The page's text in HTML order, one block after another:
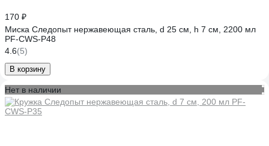
170 ₽
Миска Следопыт нержавеющая сталь, d 25 см, h 7 см, 2200 мл
PF-CWS-P48
4.6(5)
В корзину
Нет в наличии